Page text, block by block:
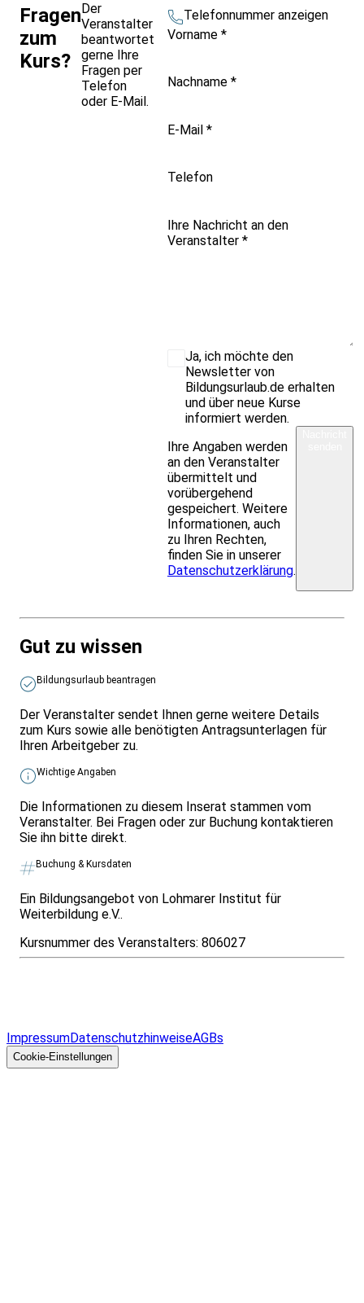
Fragen
zum
Kurs?
Der
Veranstalter
beantwortet
gerne Ihre
Fragen per
Telefon
oder E-Mail.
Telefonnummer anzeigen
Vorname *
Nachname *
E-Mail *
Telefon
Ihre Nachricht an den
Veranstalter *
Ja, ich möchte den
Newsletter von
Bildungsurlaub.de erhalten
und über neue Kurse
informiert werden.
Ihre Angaben werden
an den Veranstalter
übermittelt und
vorübergehend
gespeichert. Weitere
Informationen, auch
zu Ihren Rechten,
finden Sie in unserer
Datenschutzerklärung.
Gut zu wissen
Bildungsurlaub beantragen
Der Veranstalter sendet Ihnen gerne weitere Details
zum Kurs sowie alle benötigten Antragsunterlagen für
Ihren Arbeitgeber zu.
Wichtige Angaben
Die Informationen zu diesem Inserat stammen vom
Veranstalter. Bei Fragen oder zur Buchung kontaktieren
Sie ihn bitte direkt.
Buchung & Kursdaten
Ein Bildungsangebot von Lohmarer Institut für
Weiterbildung e.V..
Kursnummer des Veranstalters: 806027
ImpressumDatenschutzhinweiseAGBs
Cookie-Einstellungen